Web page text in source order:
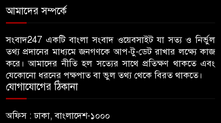
মারধর
হামলার উদ্যেশ্যে শিবিরের মেসের
তথ্য সংগ্রহ, ছাত্রদল সভাপতিকে
সাবেক শিবির সভাপতির কড়া বার্তা
৬
ভিপির তদবির
৭
আমাদের সম্পর্কে
সংবাদ247 একটি বাংলা সংবাদ ওয়েবসাইট যা সত্য ও নির্ভুল
তথ্য প্রদানের মাধ্যমে জনগণকে আপ-টু-ডেট রাখার লক্ষ্যে কাজ
করে। আমাদের নীতি হল সত্যের সাথে প্রতিক্ষণ থাকতে এবং
যেকোনো ধরনের পক্ষপাত বা ভুল তথ্য থেকে বিরত থাকতে।
যোগাযোগের ঠিকানা
অফিস : ঢাকা, বাংলাদেশ-১০০০